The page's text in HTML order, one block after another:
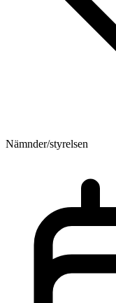
Nämnder/styrelsen